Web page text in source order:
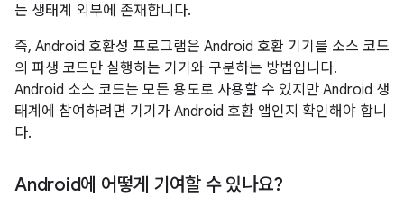
는 생태계 외부에 존재합니다.
즉, Android 호환성 프로그램은 Android 호환 기기를 소스 코드
의 파생 코드만 실행하는 기기와 구분하는 방법입니다.
Android 소스 코드는 모든 용도로 사용할 수 있지만 Android 생
태계에 참여하려면 기기가 Android 호환 앱인지 확인해야 합니
다.
Android에 어떻게 기여할 수 있나요?